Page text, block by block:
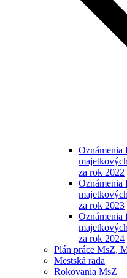
Oznámenia
za rok 2022
Oznámenia
za rok 2023
Oznámenia
za rok 2024
Plán práce MsZ,
Mestská rada
Rokovania MsZ